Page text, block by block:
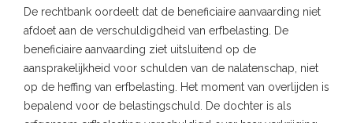
De rechtbank oordeelt dat de beneficiaire aanvaarding niet
afdoet aan de verschuldigdheid van erfbelasting. De
beneficiaire aanvaarding ziet uitsluitend op de
aansprakelijkheid voor schulden van de nalatenschap, niet
op de heffing van erfbelasting. Het moment van overlijden is
bepalend voor de belastingschuld. De dochter is als